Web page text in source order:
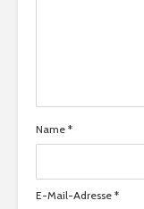
Name *
E-Mail-Adresse *